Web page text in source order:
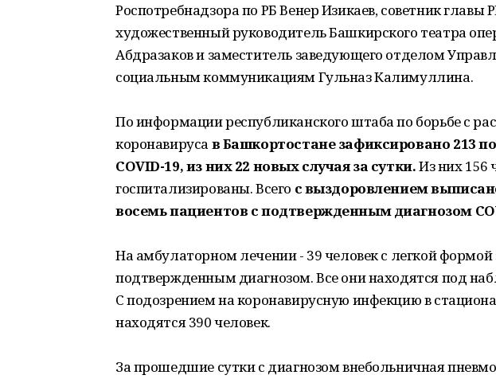
Роспотребнадзора по РБ Венер Изикаев, советник главы
художественный руководитель Башкирского театра
Абдразаков и заместитель заведующего отделом
социальным коммуникациям Гульназ Калимуллина.
По информации республиканского штаба по борьбе с
коронавируса в Башкортостане зафиксировано 213
COVID-19, из них 22 новых случая за сутки.Из них 156
госпитализированы. Всего с выздоровлением
восемь пациентов с подтвержденным диагнозом
На амбулаторном лечении - 39 человек с легкой формой
подтвержденным диагнозом. Все они находятся под
С подозрением на коронавирусную инфекцию в
находятся 390 человек.
За прошедшие сутки с диагнозом внебольничная